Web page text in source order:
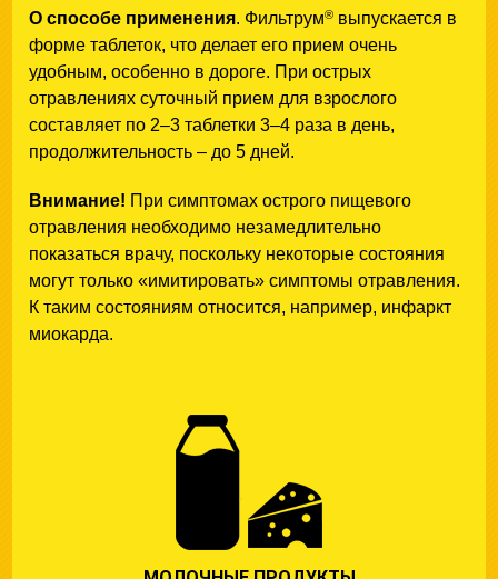
О способе применения. Фильтрум® выпускается в
форме таблеток, что делает его прием очень
удобным, особенно в дороге. При острых
отравлениях суточный прием для взрослого
составляет по 2–3 таблетки 3–4 раза в день,
продолжительность – до 5 дней.
Внимание! При симптомах острого пищевого
отравления необходимо незамедлительно
показаться врачу, поскольку некоторые состояния
могут только «имитировать» симптомы отравления.
К таким состояниям относится, например, инфаркт
миокарда.